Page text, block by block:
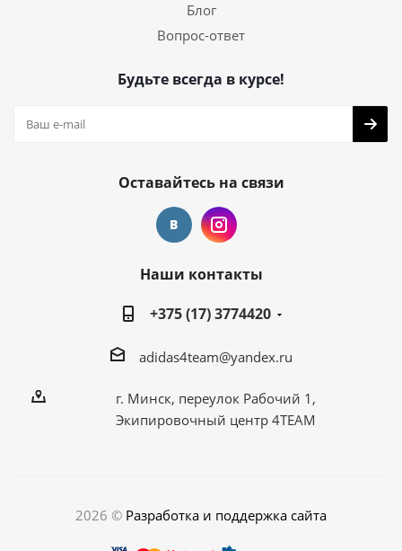
Блог
Вопрос-ответ
Будьте всегда в курсе!
Оставайтесь на связи
Наши контакты
+375 (17) 3774420
adidas4team@yandex.ru
г. Минск, переулок Рабочий 1,
Экипировочный центр 4TEAM
2026 © Разработка и поддержка сайта